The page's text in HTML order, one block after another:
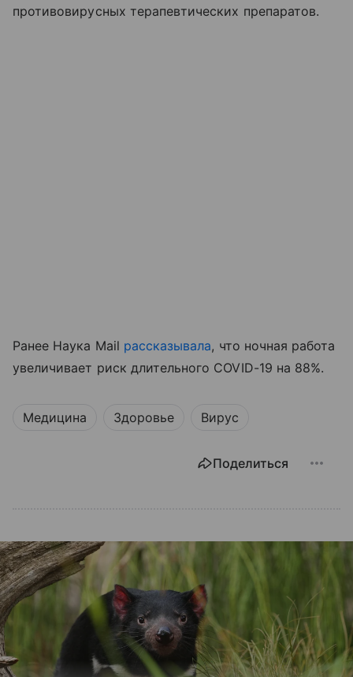
противовирусных терапевтических препаратов.
Ранее Наука Mail рассказывала, что ночная работа
увеличивает риск длительного COVID-19 на 88%.
Медицина Здоровье Вирус
Поделиться